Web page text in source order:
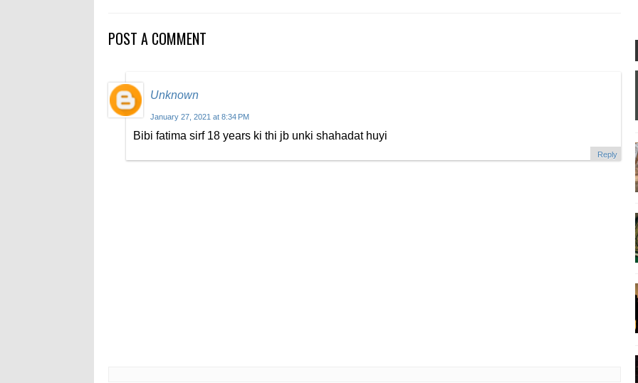
POST A COMMENT
Unknown
January 27, 2021 at 8:34 PM
Bibi fatima sirf 18 years ki thi jb unki shahadat huyi
Reply